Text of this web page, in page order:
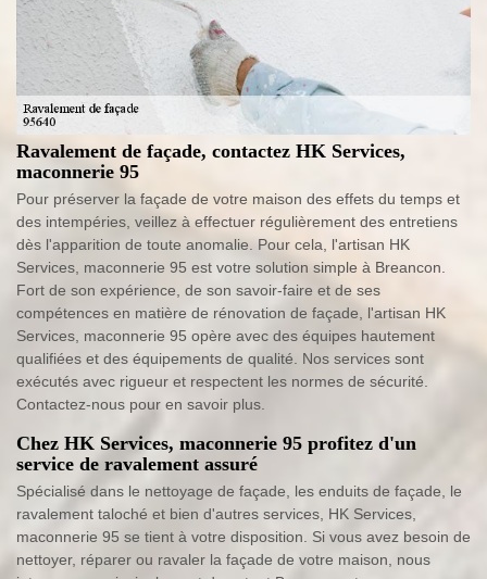
Ravalement de façade, contactez HK Services,
maconnerie 95
Pour préserver la façade de votre maison des effets du temps et
des intempéries, veillez à effectuer régulièrement des entretiens
dès l'apparition de toute anomalie. Pour cela, l'artisan HK
Services, maconnerie 95 est votre solution simple à Breancon.
Fort de son expérience, de son savoir-faire et de ses
compétences en matière de rénovation de façade, l'artisan HK
Services, maconnerie 95 opère avec des équipes hautement
qualifiées et des équipements de qualité. Nos services sont
exécutés avec rigueur et respectent les normes de sécurité.
Contactez-nous pour en savoir plus.
Chez HK Services, maconnerie 95 profitez d'un
service de ravalement assuré
Spécialisé dans le nettoyage de façade, les enduits de façade, le
ravalement taloché et bien d'autres services, HK Services,
maconnerie 95 se tient à votre disposition. Si vous avez besoin de
nettoyer, réparer ou ravaler la façade de votre maison, nous